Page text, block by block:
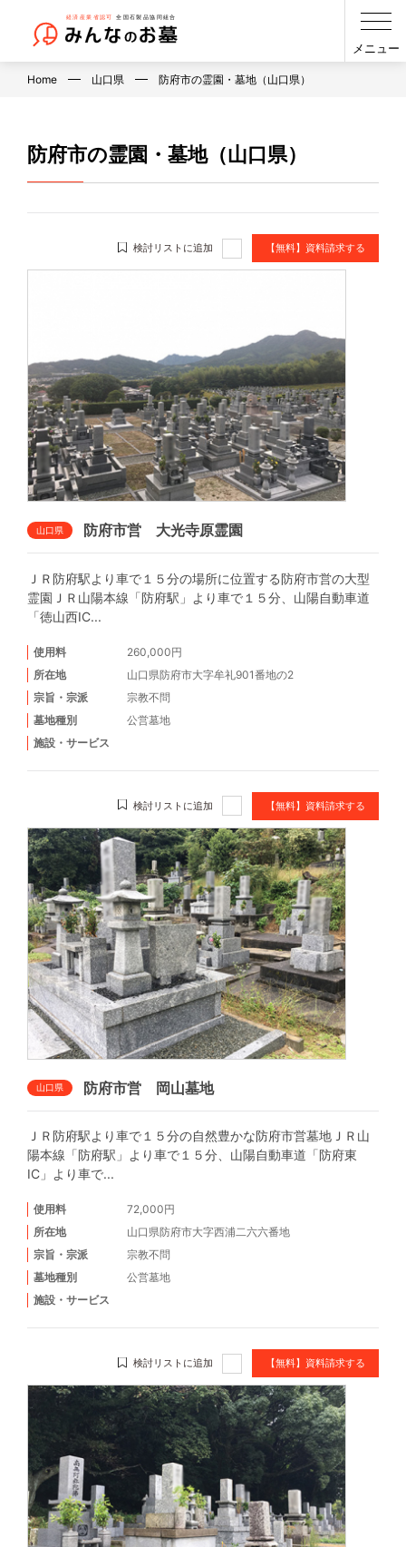
メニュー
Home 山口県 防府市の霊園・墓地（山口県）
防府市の霊園・墓地（山口県）
検討リストに追加 【無料】資料請求する
山口県 防府市営 大光寺原霊園
ＪＲ防府駅より車で１５分の場所に位置する防府市営の大型
霊園ＪＲ山陽本線「防府駅」より車で１５分、山陽自動車道
「徳山西IC...
使用料
260,000円
所在地
山口県防府市大字牟礼901番地の2
宗旨・宗派
宗教不問
墓地種別
公営墓地
施設・サービス
検討リストに追加 【無料】資料請求する
山口県 防府市営 岡山墓地
ＪＲ防府駅より車で１５分の自然豊かな防府市営墓地ＪＲ山
陽本線「防府駅」より車で１５分、山陽自動車道「防府東
IC」より車で...
使用料
72,000円
所在地
山口県防府市大字西浦二六六番地
宗旨・宗派
宗教不問
墓地種別
公営墓地
施設・サービス
検討リストに追加 【無料】資料請求する